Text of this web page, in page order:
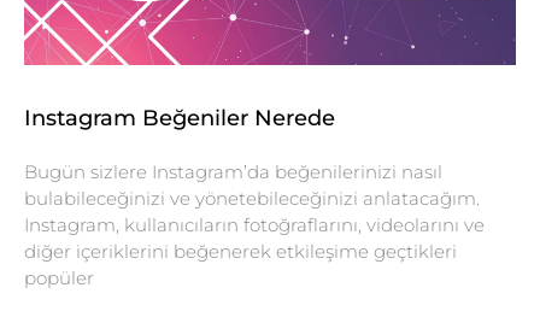
Instagram Beğeniler Nerede
Bugün sizlere Instagram’da beğenilerinizi nasıl
bulabileceğinizi ve yönetebileceğinizi anlatacağım.
Instagram, kullanıcıların fotoğraflarını, videolarını ve
diğer içeriklerini beğenerek etkileşime geçtikleri
popüler